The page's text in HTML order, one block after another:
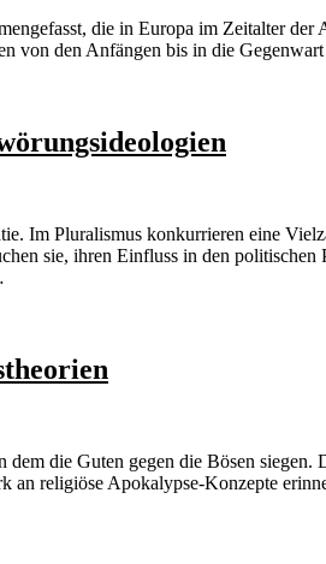
die in Europa im Zeitalter
von den Anfängen bis in die
Im Pluralismus konkurrieren eine
sie, ihren Einfluss in den
die Guten gegen die Bösen
an religiöse Apokalypse-Konzepte